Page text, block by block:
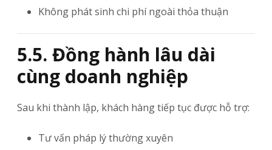
Không phát sinh chi phí ngoài thỏa thuận
5.5. Đồng hành lâu dài
cùng doanh nghiệp
Sau khi thành lập, khách hàng tiếp tục được hỗ trợ:
Tư vấn pháp lý thường xuyên